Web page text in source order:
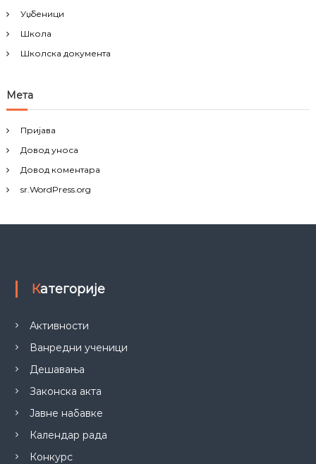
Уџбеници
Школа
Школска документа
Мета
Пријава
Довод уноса
Довод коментара
sr.WordPress.org
Категорије
Активности
Ванредни ученици
Дешавања
Законска акта
Јавне набавке
Календар рада
Конкурс